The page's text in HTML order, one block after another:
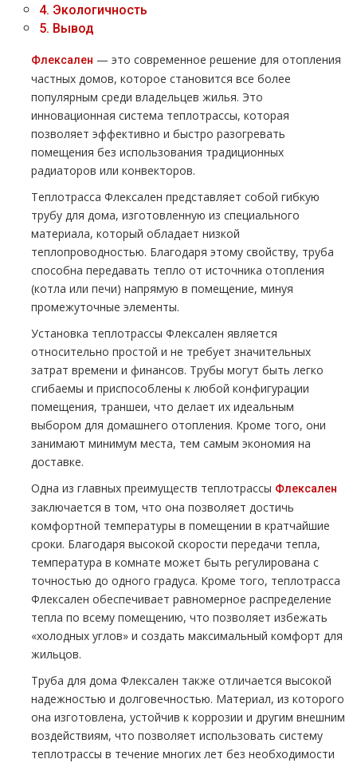
4. Экологичность
5. Вывод
Флексален — это современное решение для отопления
частных домов, которое становится все более
популярным среди владельцев жилья. Это
инновационная система теплотрассы, которая
позволяет эффективно и быстро разогревать
помещения без использования традиционных
радиаторов или конвекторов.
Теплотрасса Флексален представляет собой гибкую
трубу для дома, изготовленную из специального
материала, который обладает низкой
теплопроводностью. Благодаря этому свойству, труба
способна передавать тепло от источника отопления
(котла или печи) напрямую в помещение, минуя
промежуточные элементы.
Установка теплотрассы Флексален является
относительно простой и не требует значительных
затрат времени и финансов. Трубы могут быть легко
сгибаемы и приспособлены к любой конфигурации
помещения, траншеи, что делает их идеальным
выбором для домашнего отопления. Кроме того, они
занимают минимум места, тем самым экономия на
доставке.
Одна из главных преимуществ теплотрассы Флексален
заключается в том, что она позволяет достичь
комфортной температуры в помещении в кратчайшие
сроки. Благодаря высокой скорости передачи тепла,
температура в комнате может быть регулирована с
точностью до одного градуса. Кроме того, теплотрасса
Флексален обеспечивает равномерное распределение
тепла по всему помещению, что позволяет избежать
«холодных углов» и создать максимальный комфорт для
жильцов.
Труба для дома Флексален также отличается высокой
надежностью и долговечностью. Материал, из которого
она изготовлена, устойчив к коррозии и другим внешним
воздействиям, что позволяет использовать систему
теплотрассы в течение многих лет без необходимости